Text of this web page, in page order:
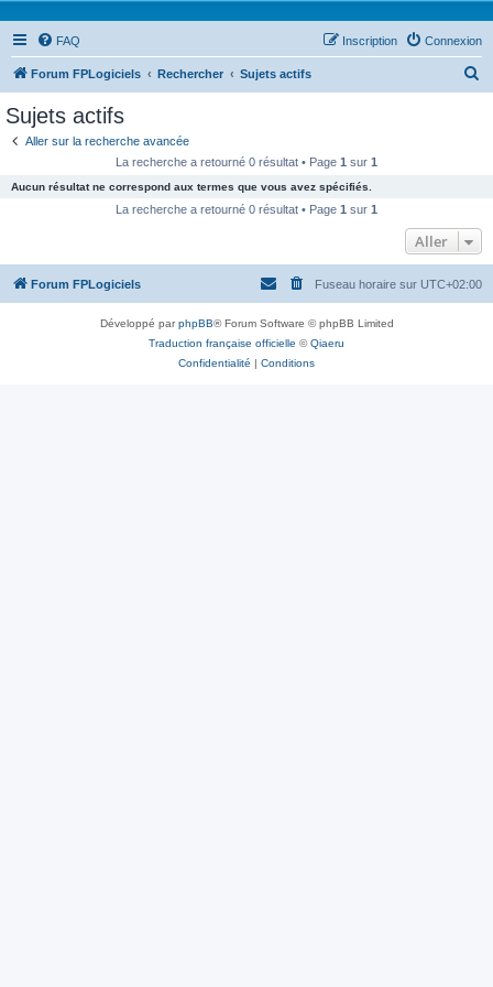
FAQ Connexion
Inscription
Forum FPLogiciels Rechercher Sujets actifs
c
e
Sujets actifs
Aller sur la recherche avancée
La recherche a retourné 0 résultat • Page 1 sur 1
Aucun résultat ne correspond aux termes que vous avez spécifiés.
La recherche a retourné 0 résultat • Page 1 sur 1
Aller
Forum FPLogiciels Fuseau horaire sur UTC+02:00
Développé parphpBB® Forum Software © phpBB Limited
Traduction française officielle ©Qiaeru
Confidentialité | Conditions